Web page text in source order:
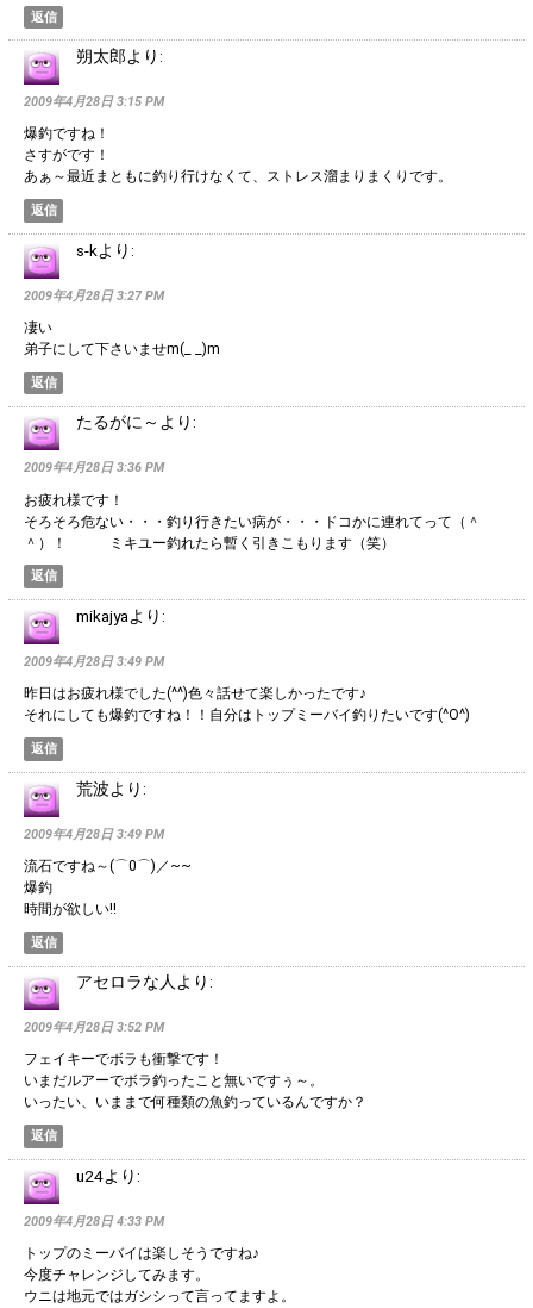
返信
朔太郎より:
2009年4月28日 3:15 PM
爆釣ですね！
さすがです！
あぁ～最近まともに釣り行けなくて、ストレス溜まりまくりです。
返信
s-kより:
2009年4月28日 3:27 PM
凄い
弟子にして下さいませm(_ _)m
返信
たるがに～ より:
2009年4月28日 3:36 PM
お疲れ様です！
そろそろ危ない・・・釣り行きたい病が・・・ドコかに連れてって（＾
＾）！ ミキユー釣れたら暫く引きこもります（笑）
返信
mikajyaより:
2009年4月28日 3:49 PM
昨日はお疲れ様でした(^^)色々話せて楽しかったです♪
それにしても爆釣ですね！！自分はトップミーバイ釣りたいです(^O^)
返信
荒波より:
2009年4月28日 3:49 PM
流石ですね～(⌒0⌒)／~~
爆釣
時間が欲しい!!
返信
アセロラな人より:
2009年4月28日 3:52 PM
フェイキーでボラも衝撃です！
いまだルアーでボラ釣ったこと無いですぅ～。
いったい、いままで何種類の魚釣っているんですか？
返信
u24より:
2009年4月28日 4:33 PM
トップのミーバイは楽しそうですね♪
今度チャレンジしてみます。
ウニは地元ではガシシって言ってますよ。